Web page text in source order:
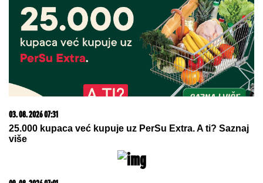
09. 08. 2026 06:24
Mame, danas ne čistimo kuću. Poštujemo Svetog